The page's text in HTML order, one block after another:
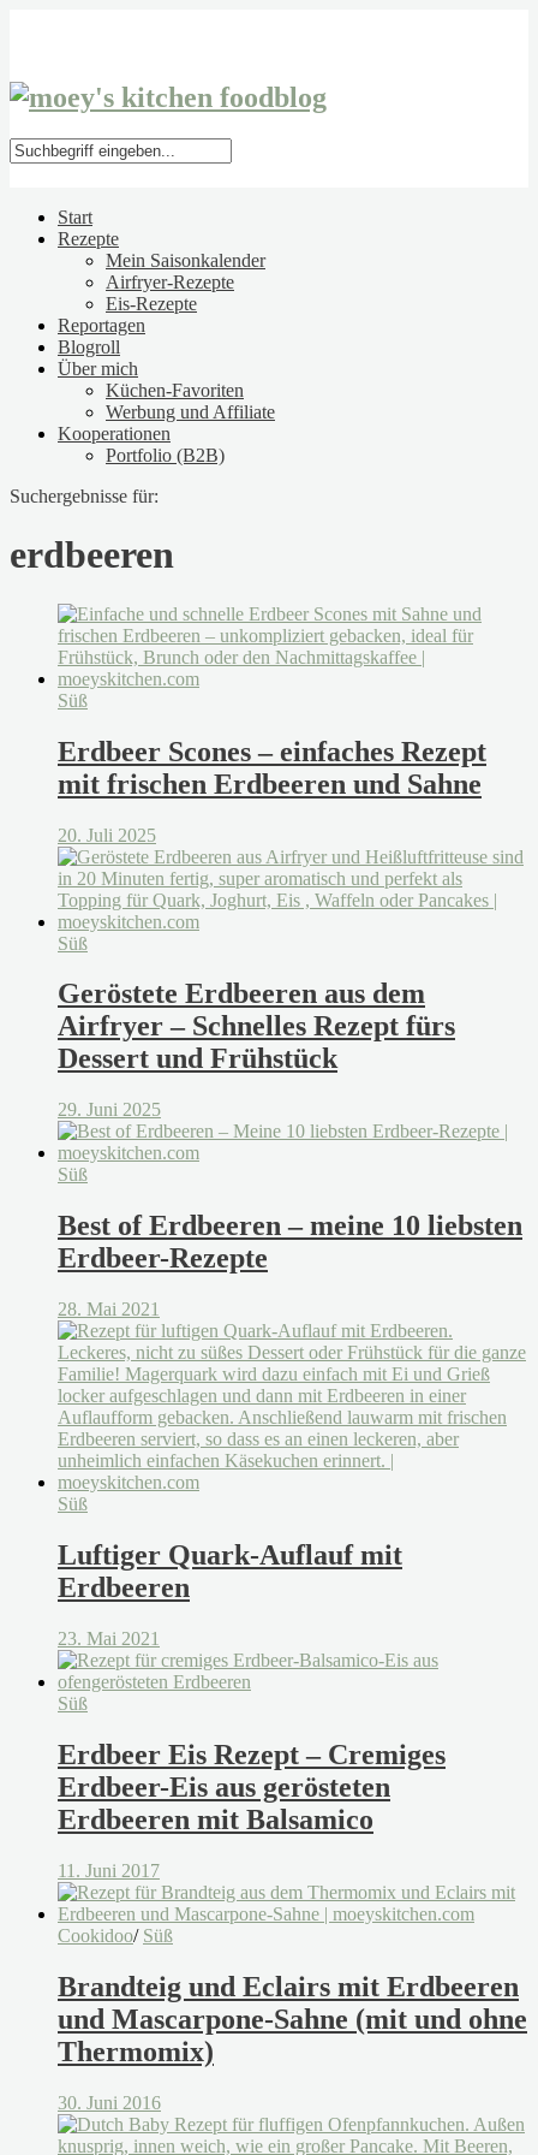
Start
Rezepte
Mein Saisonkalender
Airfryer-Rezepte
Eis-Rezepte
Reportagen
Blogroll
Über mich
Küchen-Favoriten
Werbung und Affiliate
Kooperationen
Portfolio (B2B)
Suchergebnisse für:
erdbeeren
Süß
Erdbeer Scones – einfaches Rezept
mit frischen Erdbeeren und Sahne
20. Juli 2025
Süß
Geröstete Erdbeeren aus dem
Airfryer – Schnelles Rezept fürs
Dessert und Frühstück
29. Juni 2025
Süß
Best of Erdbeeren – meine 10 liebsten
Erdbeer-Rezepte
28. Mai 2021
Süß
Luftiger Quark-Auflauf mit
Erdbeeren
23. Mai 2021
Süß
Erdbeer Eis Rezept – Cremiges
Erdbeer-Eis aus gerösteten
Erdbeeren mit Balsamico
11. Juni 2017
Cookidoo/ Süß
Brandteig und Eclairs mit Erdbeeren
und Mascarpone-Sahne (mit und ohne
Thermomix)
30. Juni 2016